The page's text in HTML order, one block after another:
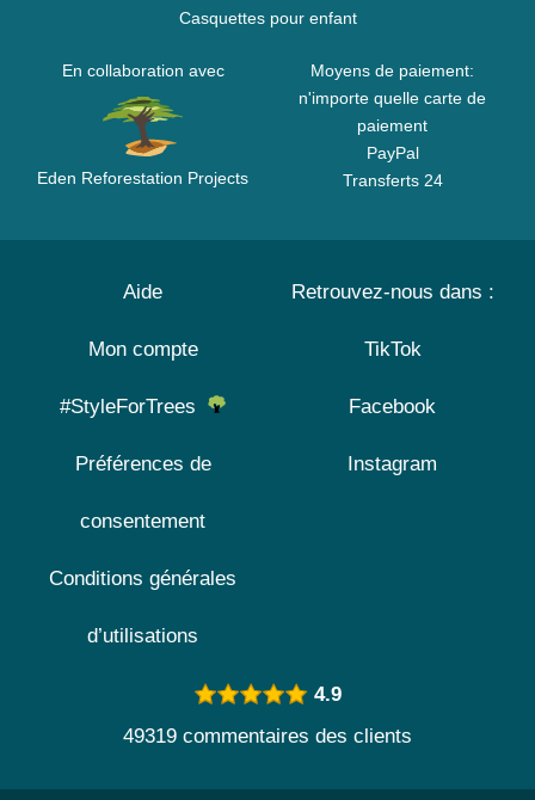
Casquettes pour enfant
En collaboration avec
Eden Reforestation Projects
Moyens de paiement:
n'importe quelle carte de
paiement
PayPal
Transferts 24
Aide
Mon compte
#StyleForTrees
Préférences de
consentement
Conditions générales
d’utilisations
Retrouvez-nous dans :
TikTok
Facebook
Instagram
4.9
49319 commentaires des clients